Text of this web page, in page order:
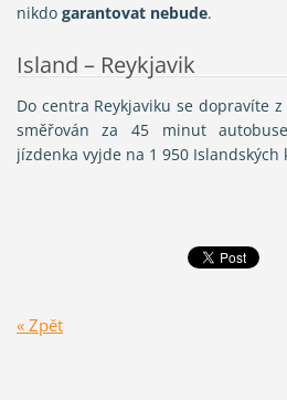
nikdo garantovat nebude.
Island – Reykjavik
Do centra Reykjaviku se dopravíte
směřován za 45 minut
jízdenka vyjde na 1 950 Islandských
« Zpět